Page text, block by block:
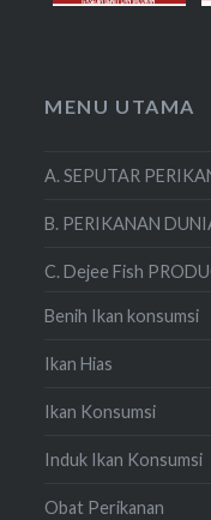
MENU UTAMA
A. SEPUTAR
B. PERIKANAN
C. Dejee Fish
Benih Ikan konsumsi
Ikan Hias
Ikan Konsumsi
Induk Ikan Konsumsi
Obat Perikanan